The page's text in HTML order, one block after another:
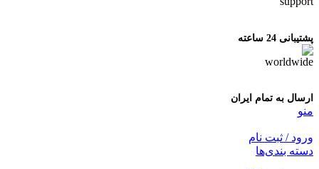
پشتیبانی 24 ساعته
ارسال به تمام ایران
منو
ورود / ثبت نام
دسته بندی‌ها